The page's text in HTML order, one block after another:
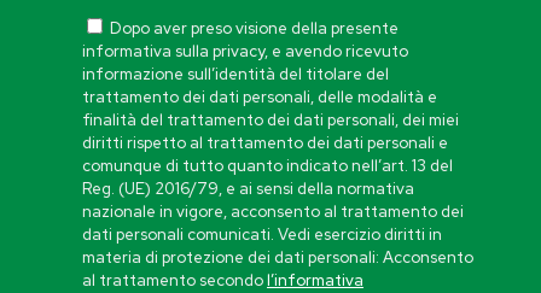
Dopo aver preso visione della presente
informativa sulla privacy, e avendo ricevuto
informazione sull’identità del titolare del
trattamento dei dati personali, delle modalità e
finalità del trattamento dei dati personali, dei miei
diritti rispetto al trattamento dei dati personali e
comunque di tutto quanto indicato nell’art. 13 del
Reg. (UE) 2016/79, e ai sensi della normativa
nazionale in vigore, acconsento al trattamento dei
dati personali comunicati. Vedi esercizio diritti in
materia di protezione dei dati personali: Acconsento
al trattamento secondol’informativa